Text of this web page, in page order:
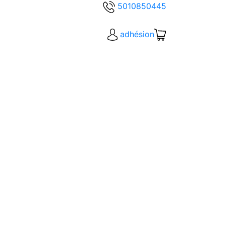
5010850445
adhésion